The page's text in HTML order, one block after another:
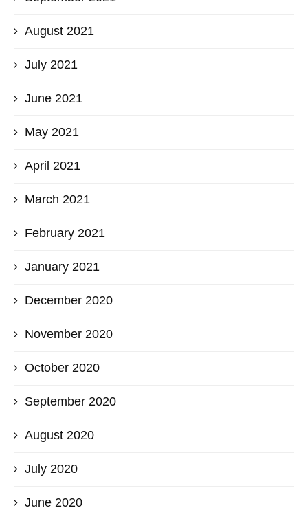
August 2021
July 2021
June 2021
May 2021
April 2021
March 2021
February 2021
January 2021
December 2020
November 2020
October 2020
September 2020
August 2020
July 2020
June 2020